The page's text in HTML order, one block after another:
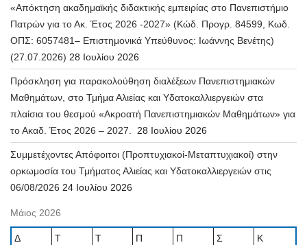
«Απόκτηση ακαδημαϊκής διδακτικής εμπειρίας στο Πανεπιστήμιο
Πατρών για το Ακ. Έτος 2026 -2027» (Κώδ. Προγρ. 84599, Κωδ.
ΟΠΣ: 6057481– Επιστημονικά Υπεύθυνος: Ιωάννης Βενέτης)
(27.07.2026) 28 Ιουλίου 2026
Πρόσκληση για παρακολούθηση διαλέξεων Πανεπιστημιακών
Μαθημάτων, στο Τμήμα Αλιείας και Υδατοκαλλιεργειών στα
πλαίσια του θεσμού «Ακροατή Πανεπιστημιακών Μαθημάτων» για
το Ακαδ. Έτος 2026 – 2027.
28 Ιουλίου 2026
Συμμετέχοντες Απόφοιτοι (Προπτυχιακοί-Μεταπτυχιακοί) στην
ορκωμοσία του Τμήματος Αλιείας και Υδατοκαλλιεργειών στις
06/08/2026 24 Ιουλίου 2026
Μάιος 2026
Δ Τ Τ Π Π Σ
Κ